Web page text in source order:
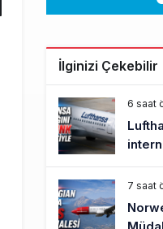
İlginizi Çekebilir
6 saat
7 saat